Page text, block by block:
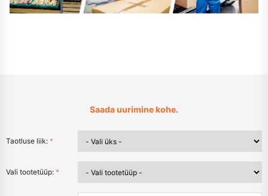
Saada uurimine kohe.
Taotluse liik: *
Vali tootetüüp: *